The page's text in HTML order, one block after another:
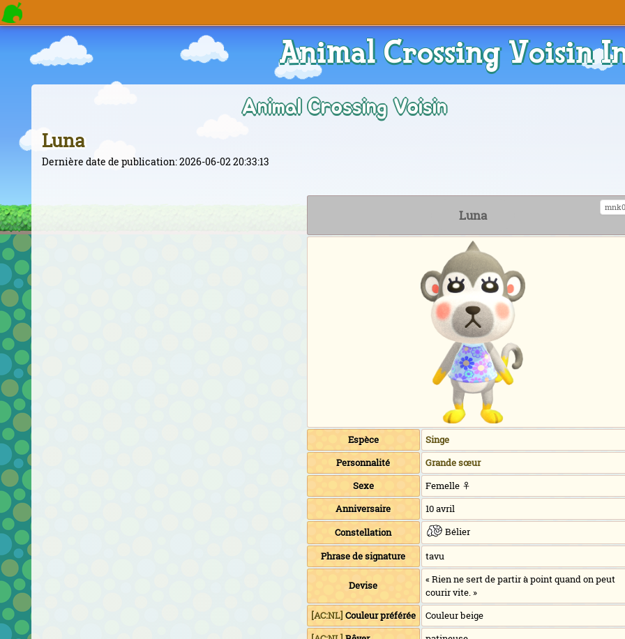
Animal Crossing Voisin
Animal Crossing Voisin
Luna
Dernière date de publication: 2026-06-02 20:33:13
Luna
Espèce
Singe
Personnalité
Grande sœur
Sexe
Femelle ♀
Anniversaire
10 avril
Constellation
Bélier
Phrase de signature
tavu
Devise
« Rien ne sert de partir à point quand on peut
courir vite. »
[AC:NL]Couleur préférée
Couleur beige